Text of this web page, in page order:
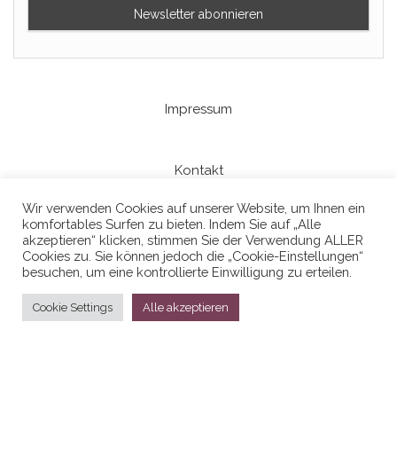
Impressum
Kontakt
Datenschutzerklaerung
Stolz präsentiert vonWordPress
Wir verwenden Cookies auf unserer Website, um Ihnen ein
komfortables Surfen zu bieten. Indem Sie auf „Alle
akzeptieren“ klicken, stimmen Sie der Verwendung ALLER
Cookies zu. Sie können jedoch die „Cookie-Einstellungen“
besuchen, um eine kontrollierte Einwilligung zu erteilen.
Cookie Settings Alle akzeptieren